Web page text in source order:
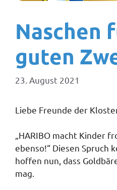
Naschen
guten
23. August 2021
Liebe Freunde der
„HARIBO macht Kinder
ebenso!“ Diesen Spruch
hoffen nun, dass
mag.